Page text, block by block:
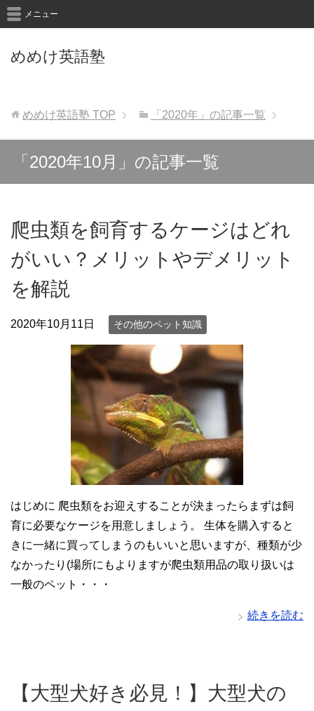
めめけ英語塾
メニュー
めめけ英語塾 TOP 「2020年」の記事一覧
「2020年10月」の記事一覧
爬虫類を飼育するケージはどれ
がいい？メリットやデメリット
を解説
2020年10月11日 その他のペット知識
はじめに 爬虫類をお迎えすることが決まったらまずは飼
育に必要なケージを用意しましょう。 生体を購入すると
きに一緒に買ってしまうのもいいと思いますが、種類が少
なかったり(場所にもよりますが爬虫類用品の取り扱いは
一般のペット・・・
続きを読む
【大型犬好き必見！】大型犬の